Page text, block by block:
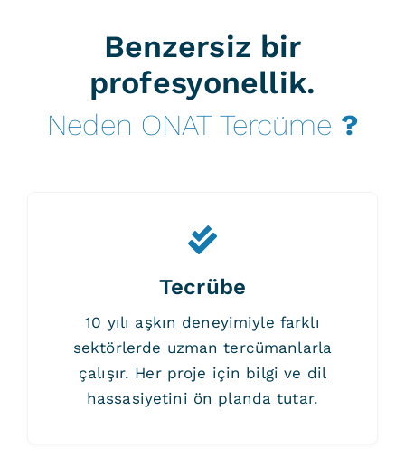
Benzersiz bir
profesyonellik.
Neden ONAT Tercüme ?
Tecrübe
10 yılı aşkın deneyimiyle farklı
sektörlerde uzman tercümanlarla
çalışır. Her proje için bilgi ve dil
hassasiyetini ön planda tutar.